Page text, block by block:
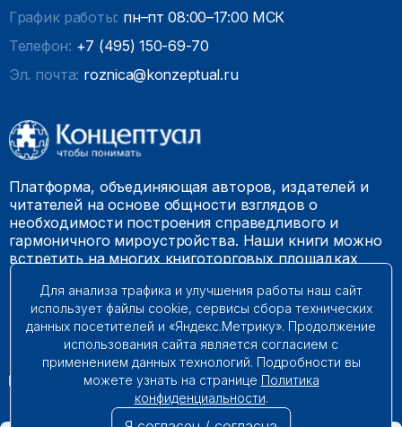
График работы: пн–пт 08:00–17:00 МСК
Телефон: +7 (495) 150-69-70
Эл. почта: roznica@konzeptual.ru
Платформа, объединяющая авторов, издателей и
читателей на основе общности взглядов о
необходимости построения справедливого и
гармоничного мироустройства. Наши книги можно
встретить на многих книготорговых площадках
© 2009 – 2026. Все права защищены.
Для анализа трафика и улучшения работы наш сайт
использует файлы cookie, сервисы сбора технических
данных посетителей и «Яндекс.Метрику». Продолжение
использования сайта является согласием с
применением данных технологий. Подробности вы
можете узнать на странице Политика
конфиденциальности.